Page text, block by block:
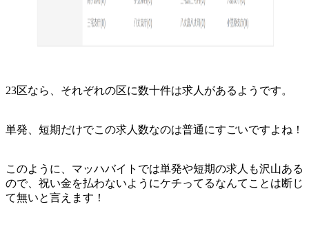
23区なら、それぞれの区に数十件は求人があるようです。
単発、短期だけでこの求人数なのは普通にすごいですよね！
このように、マッハバイトでは単発や短期の求人も沢山ある
ので、祝い金を払わないようにケチってるなんてことは断じ
て無いと言えます！